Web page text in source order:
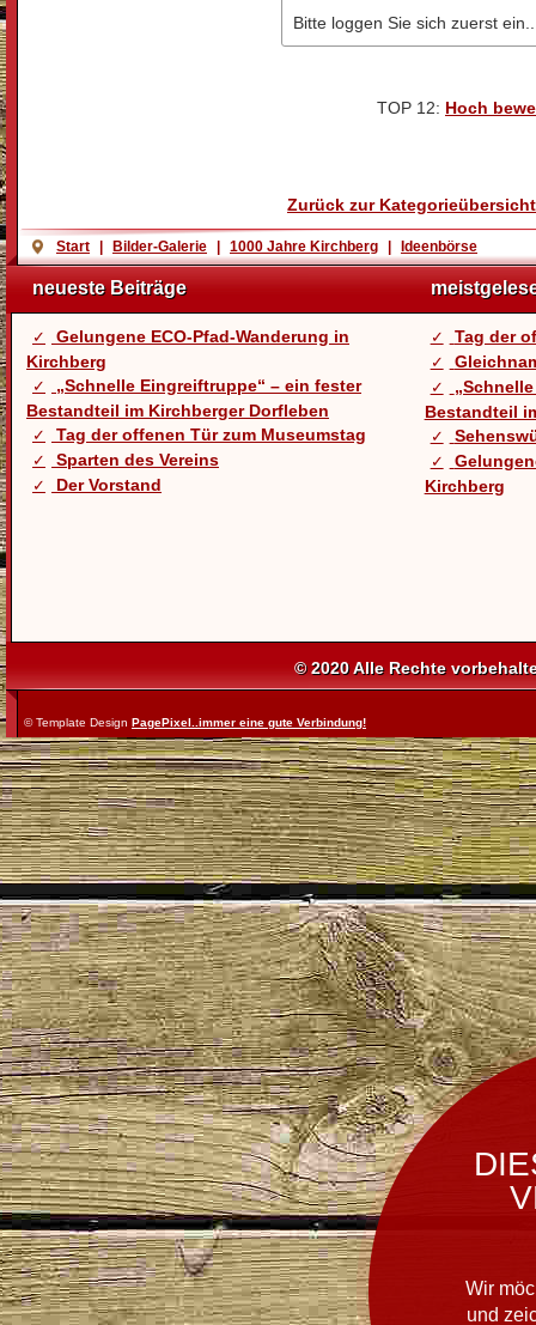
Bitte loggen Sie sich zuerst
TOP 12: Hoch
Zurück zur Kategorieübersicht
Start | Bilder-Galerie | 1000 Jahre Kirchberg | Ideenbörse
neueste Beiträge
Gelungene ECO-Pfad-Wanderung in
Kirchberg
„Schnelle Eingreiftruppe“ – ein fester
Bestandteil im Kirchberger Dorfleben
Tag der offenen Tür zum Museumstag
Sparten des Vereins
Der Vorstand
Tag der
Bestandteil
Kirchberg
© 2020 Alle Rechte
© Template Design PagePixel..immer eine gute Verbindung!
Wir
und